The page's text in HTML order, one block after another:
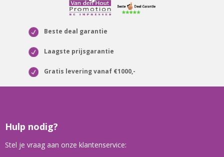
Beste deal garantie
Laagste prijsgarantie
Gratis levering vanaf €1000,-
Hulp nodig?
Stel je vraag aan onze klantenservice: